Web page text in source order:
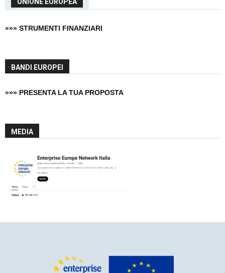
UNIONE EUROPEA
»»» STRUMENTI FINANZIARI
BANDI EUROPEI
»»» PRESENTA LA TUA PROPOSTA
MEDIA